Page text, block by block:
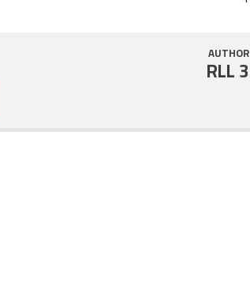
AUTHOR
RLL 3